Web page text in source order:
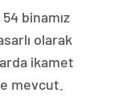
binamız
olarak
ikamet
mevcut.